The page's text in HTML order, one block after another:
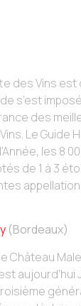
des Vins
s’est
des
Le Guide
les 8
de 1 à 3
(Bordeaux)
Château